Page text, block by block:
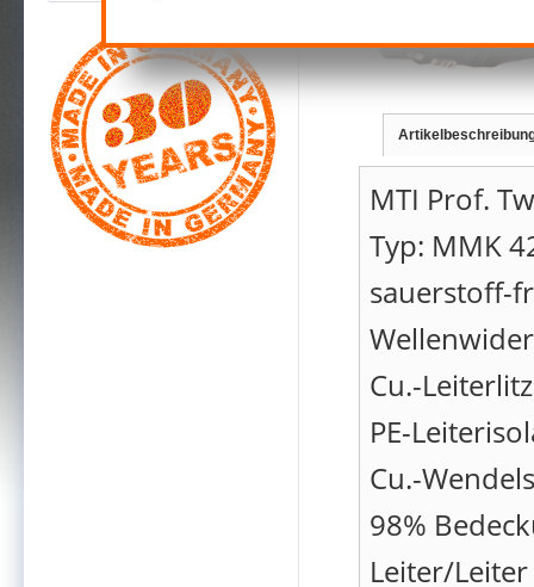
MTI Prof.
Typ: MMK
sauerstoff-
Cu.-
PE-
Cu.-
98%
Leiter/